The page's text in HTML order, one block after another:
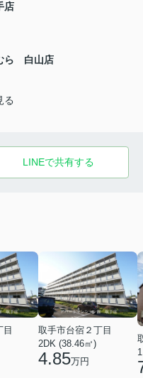
店
ら 白山店
る
LINEで共有する
目
取手市台宿２丁目
2DK (38.46㎡)
4.85万円